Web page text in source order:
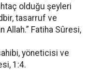
olduğu şeyleri
tasarruf ve
Allah.” Fatiha Sûresi,
yöneticisi ve
1:4.